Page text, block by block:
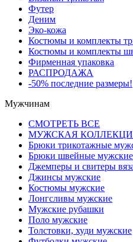
Футер
Деним
Эко-кожа
Костюмы и комплекты
Костюмы и комплекты
Фирменная упаковка
РАСПРОДАЖА
-50% последние размеры!
Мужчинам
СМОТРЕТЬ ВСЕ
МУЖСКАЯ
Брюки трикотажные
Брюки швейные мужские
Джемперы и свитеры
Джинсы мужские
Костюмы мужские
Лонгсливы мужские
Мужские рубашки
Поло мужские
Толстовки, худи мужские